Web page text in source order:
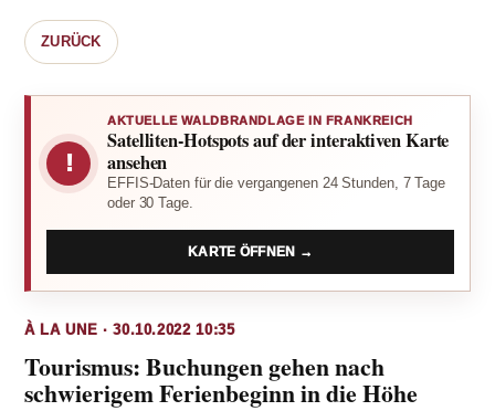
ZURÜCK
!
AKTUELLE WALDBRANDLAGE IN FRANKREICH
Satelliten-Hotspots auf der interaktiven Karte
ansehen
EFFIS-Daten für die vergangenen 24 Stunden, 7 Tage
oder 30 Tage.
KARTE ÖFFNEN →
À LA UNE · 30.10.2022 10:35
Tourismus: Buchungen gehen nach
schwierigem Ferienbeginn in die Höhe